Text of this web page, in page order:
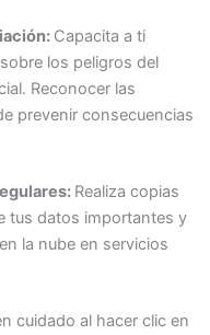
Capacita a ti
los peligros del
Reconocer las
prevenir consecuencias
Realiza copias
tus datos importantes y
la nube en servicios
cuidado al hacer clic en